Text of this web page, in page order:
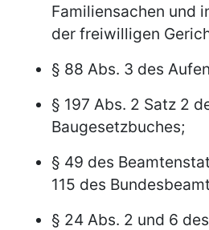
Familiensachen und
der freiwilligen
§ 88 Abs. 3 des
§ 197 Abs. 2 Satz 2
Baugesetzbuches;
§ 49 des
115 des
§ 24 Abs. 2 und 6 des